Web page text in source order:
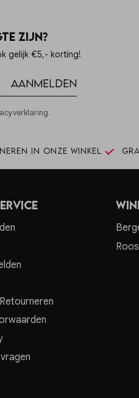
zijn?
gelijk €5,- korting!
Aanmelden
in onze winkel